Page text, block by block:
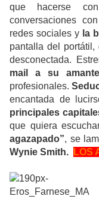
que hacerse
conversaciones
redes sociales y la
pantalla del
desconectada.
mail a su
profesionales.
encantada de
principales
que quiera
agazapado”, se
Wynie Smith.
LOS